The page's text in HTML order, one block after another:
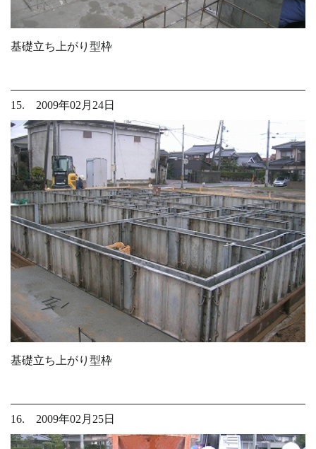
基礎立ち上がり型枠
15. 2009年02月24日
基礎立ち上がり型枠
16. 2009年02月25日